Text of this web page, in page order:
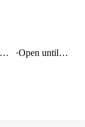
·Open until